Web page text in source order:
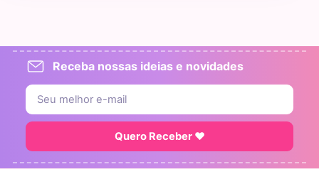
Receba nossas ideias e novidades
Quero Receber ♥